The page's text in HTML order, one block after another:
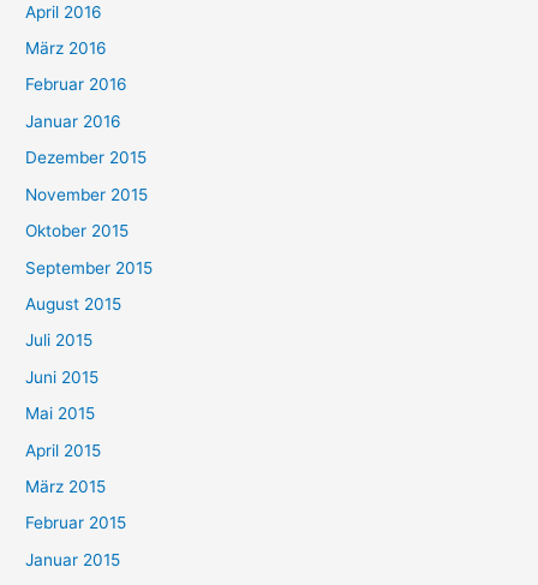
April 2016
März 2016
Februar 2016
Januar 2016
Dezember 2015
November 2015
Oktober 2015
September 2015
August 2015
Juli 2015
Juni 2015
Mai 2015
April 2015
März 2015
Februar 2015
Januar 2015